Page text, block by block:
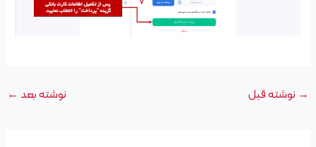
→ نوشته قبل نوشته بعد ←